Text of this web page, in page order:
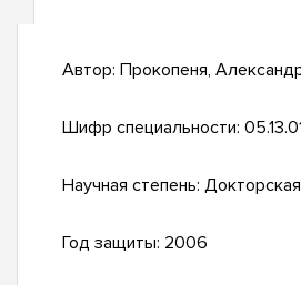
Автор: Прокопеня,
Шифр специальности:
Научная степень: Докторская
Год защиты: 2006